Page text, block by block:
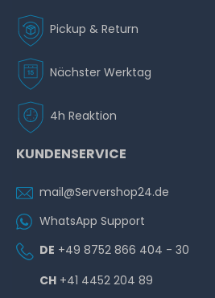
Pickup & Return
Nächster Werktag
4h Reaktion
KUNDENSERVICE
mail@Servershop24.de
WhatsApp Support
DE +49 8752 866 404 - 30
CH +41 4452 204 89